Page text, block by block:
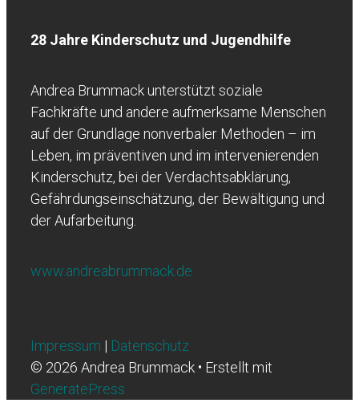
28 Jahre Kinderschutz und Jugendhilfe
Andrea Brummack unterstützt soziale
Fachkräfte und andere aufmerksame Menschen
auf der Grundlage nonverbaler Methoden – im
Leben, im präventiven und im intervenierenden
Kinderschutz, bei der Verdachtsabklärung,
Gefährdungseinschätzung, der Bewältigung und
der Aufarbeitung.
www.andreabrummack.de
Impressum | Datenschutz
© 2026 Andrea Brummack • Erstellt mit
GeneratePress